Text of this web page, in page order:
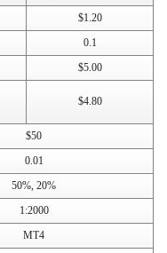
$1.20
0.1
$5.00
$4.80
$50
0.01
50%, 20%
1:2000
MT4